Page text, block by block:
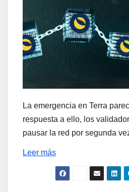
La emergencia en Terra
respuesta a ello, los
pausar la red por segunda
Leer más